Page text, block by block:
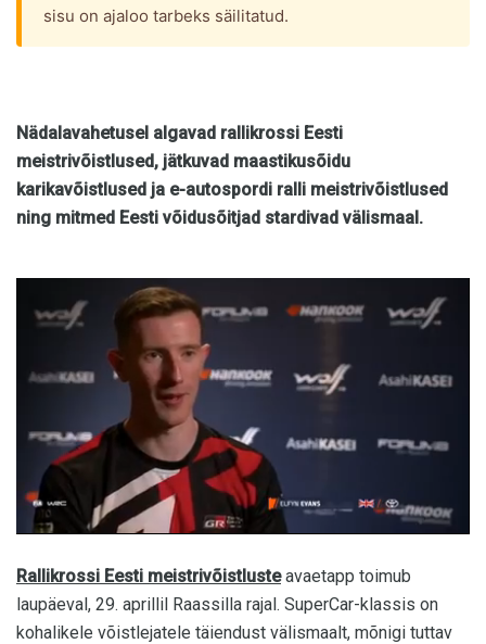
sisu on ajaloo tarbeks säilitatud.
Nädalavahetusel algavad rallikrossi Eesti
meistrivõistlused, jätkuvad maastikusõidu
karikavõistlused ja e-autospordi ralli meistrivõistlused
ning mitmed Eesti võidusõitjad stardivad välismaal.
Rallikrossi Eesti meistrivõistlusteavaetapp toimub
laupäeval, 29. aprillil Raassilla rajal. SuperCar-klassis on
kohalikele võistlejatele täiendust välismaalt, mõnigi tuttav